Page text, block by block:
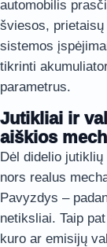
automobilis
šviesos,
sistemos
tikrinti
parametrus.
Jutikliai ir
aiškios
Dėl didelio
nors realus
Pavyzdys –
netiksliai. Taip
kuro ar emisijų